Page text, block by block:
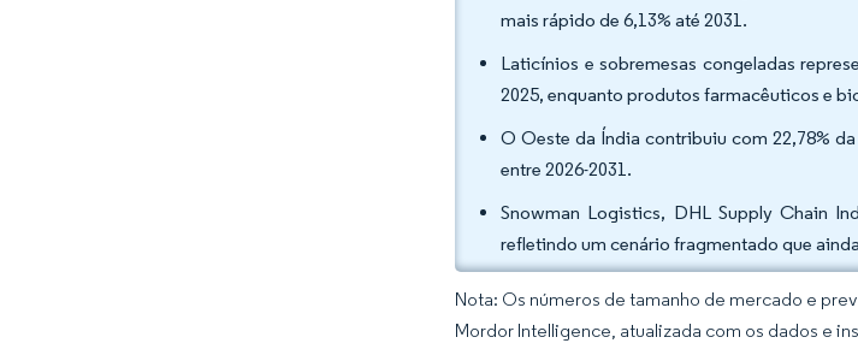
mais rápido de 6,13% até 2031.
Laticínios e sobremesas congeladas
2025, enquanto produtos farmacêuticos e
O Oeste da Índia contribuiu com 22,78%
entre 2026-2031.
Snowman Logistics, DHL Supply Chain
refletindo um cenário fragmentado que
Nota: Os números de tamanho de mercado e
Mordor Intelligence, atualizada com os dados e